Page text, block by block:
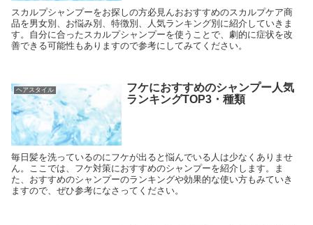
スカルプシャンプーをお探しの方必見んおおすすめのスカルプケア商
品を男女別、お悩み別、特徴別、人気ランキング別に紹介していきま
す。自分に合ったスカルプシャンプーを使うことで、劇的に症状を改
善できる可能性もありますので参考にしてみてください。
ヘアスタイル
フケにおすすめのシャンプー人気
ランキングTOP3・種類
毎日髪を洗っているのにフケが出ると悩んでいる人は少なくありませ
ん。ここでは、フケ対策におすすめのシャンプーを紹介します。ま
た、おすすめのシャンプーのランキングや効果的な使い方もみていき
ますので、ぜひ参考になさってください。